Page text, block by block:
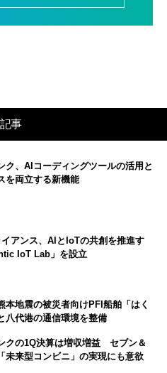
事
ク、AIコーディングツールの活用と
を両立する新機能
アンス、AIとIoTの共創を推進す
IoT Lab」を設立
本地震の被災者向けPFI船舶「はく
八代港の通信環境を整備
クの1Q決算は増収増益 セブン＆
未来型コンビニ」の実現にも意欲